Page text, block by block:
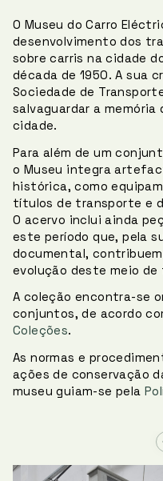
O Museu do Carro
desenvolvimento dos
sobre carris na cidade
década de 1950. A sua
Sociedade de
salvaguardar a
cidade.
Para além de um
o Museu integra
histórica, como
títulos de transporte e
O acervo inclui ainda
este período que, pela
documental,
evolução deste meio
A coleção encontra-se
conjuntos, de acordo
Coleções.
As normas e
ações de conservação
museu guiam-se pela